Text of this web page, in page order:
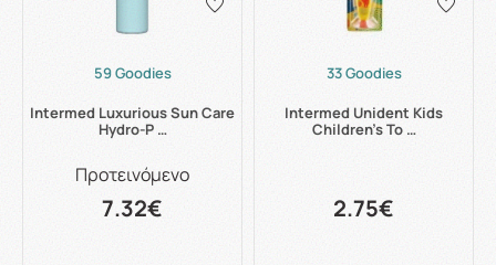
59 Goodies
Intermed Luxurious Sun Care
Hydro-P …
Προτεινόμενο
7.32€
33 Goodies
Intermed Unident Kids
Children’s To …
2.75€